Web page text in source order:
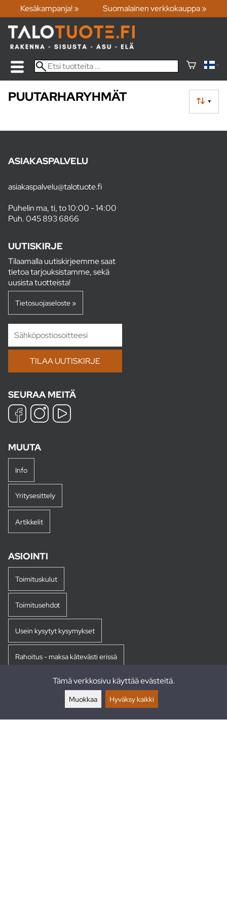
Kesäkampanja! » Suomalainen verkkokauppa »
▼
PUUTARHARYHMÄT
ASIAKASPALVELU
asiakaspalvelu@talotuote.fi
Puhelin ma, ti, to 10:00 - 14:00
Puh.045 893 6866
UUTISKIRJE
Tilaamalla uutiskirjeemme saat
tietoa tarjouksistamme, sekä
uusista tuotteista!
Tietosuojaseloste »
SEURAA MEITÄ
MUUTA
Info
Yritysesittely
Artikkelit
ASIOINTI
Toimituskulut
Toimitusehdot
Usein kysytyt kysymykset
Rahoitus - maksa kätevästi erissä
Tämä verkkosivu käyttää evästeitä.
Muokkaa Hyväksy kaikki